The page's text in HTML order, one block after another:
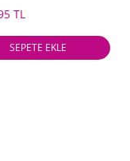
TL
SEPETE EKLE